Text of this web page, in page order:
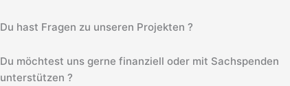
Du hast Fragen zu unseren Projekten ?
Du möchtest uns gerne finanziell oder mit Sachspenden
unterstützen ?